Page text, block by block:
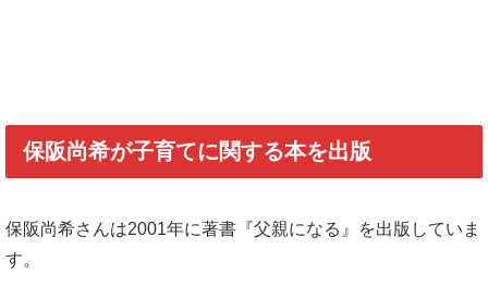
保阪尚希が子育てに関する本を出版
保阪尚希さんは2001年に著書『父親になる』を出版していま
す。